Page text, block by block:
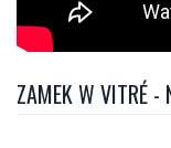
ZAMEK W VITRÉ -